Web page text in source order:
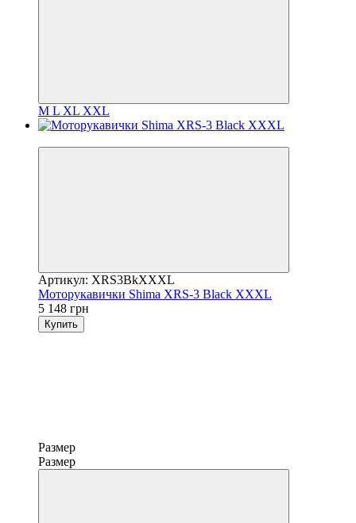
M L XL XXL
Артикул: XRS3BkXXXL
Моторукавички Shima XRS-3 Black XXXL
5 148 грн
Купить
Размер
Размер